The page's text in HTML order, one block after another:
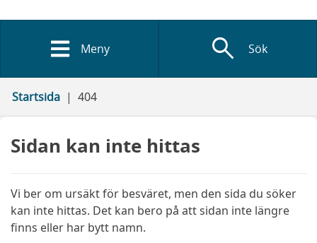
Meny search Sök
Startsida 404
Sidan kan inte hittas
Vi ber om ursäkt för besväret, men den sida du söker
kan inte hittas. Det kan bero på att sidan inte längre
finns eller har bytt namn.